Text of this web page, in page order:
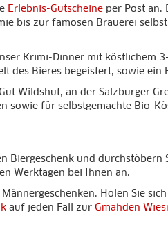
Erlebnis-Gutscheine per Post an.
bis zur famosen Brauerei
Krimi-Dinner mit köstlichem
des Bieres begeistert, sowie
Wildshut, an der Salzburger
sowie für selbstgemachte Bio-
und
Werktagen bei Ihnen an.
Holen Sie
auf jeden Fall zur Gmahden